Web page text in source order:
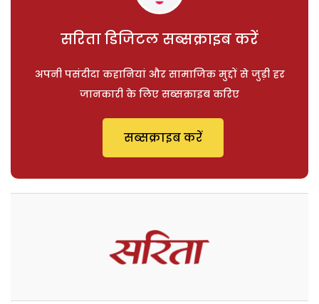
सरिता डिजिटल सब्सक्राइब करें
अपनी पसंदीदा कहानियां और सामाजिक मुद्दों से जुड़ी हर
जानकारी के लिए सब्सक्राइब करिए
सब्सक्राइब करें